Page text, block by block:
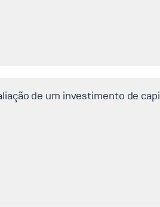
de um investimento de